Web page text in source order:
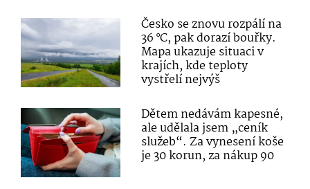
Česko se znovu rozpálí na
36 °C, pak dorazí bouřky.
Mapa ukazuje situaci v
krajích, kde teploty
vystřelí nejvýš
Dětem nedávám kapesné,
ale udělala jsem „ceník
služeb“. Za vynesení koše
je 30 korun, za nákup 90